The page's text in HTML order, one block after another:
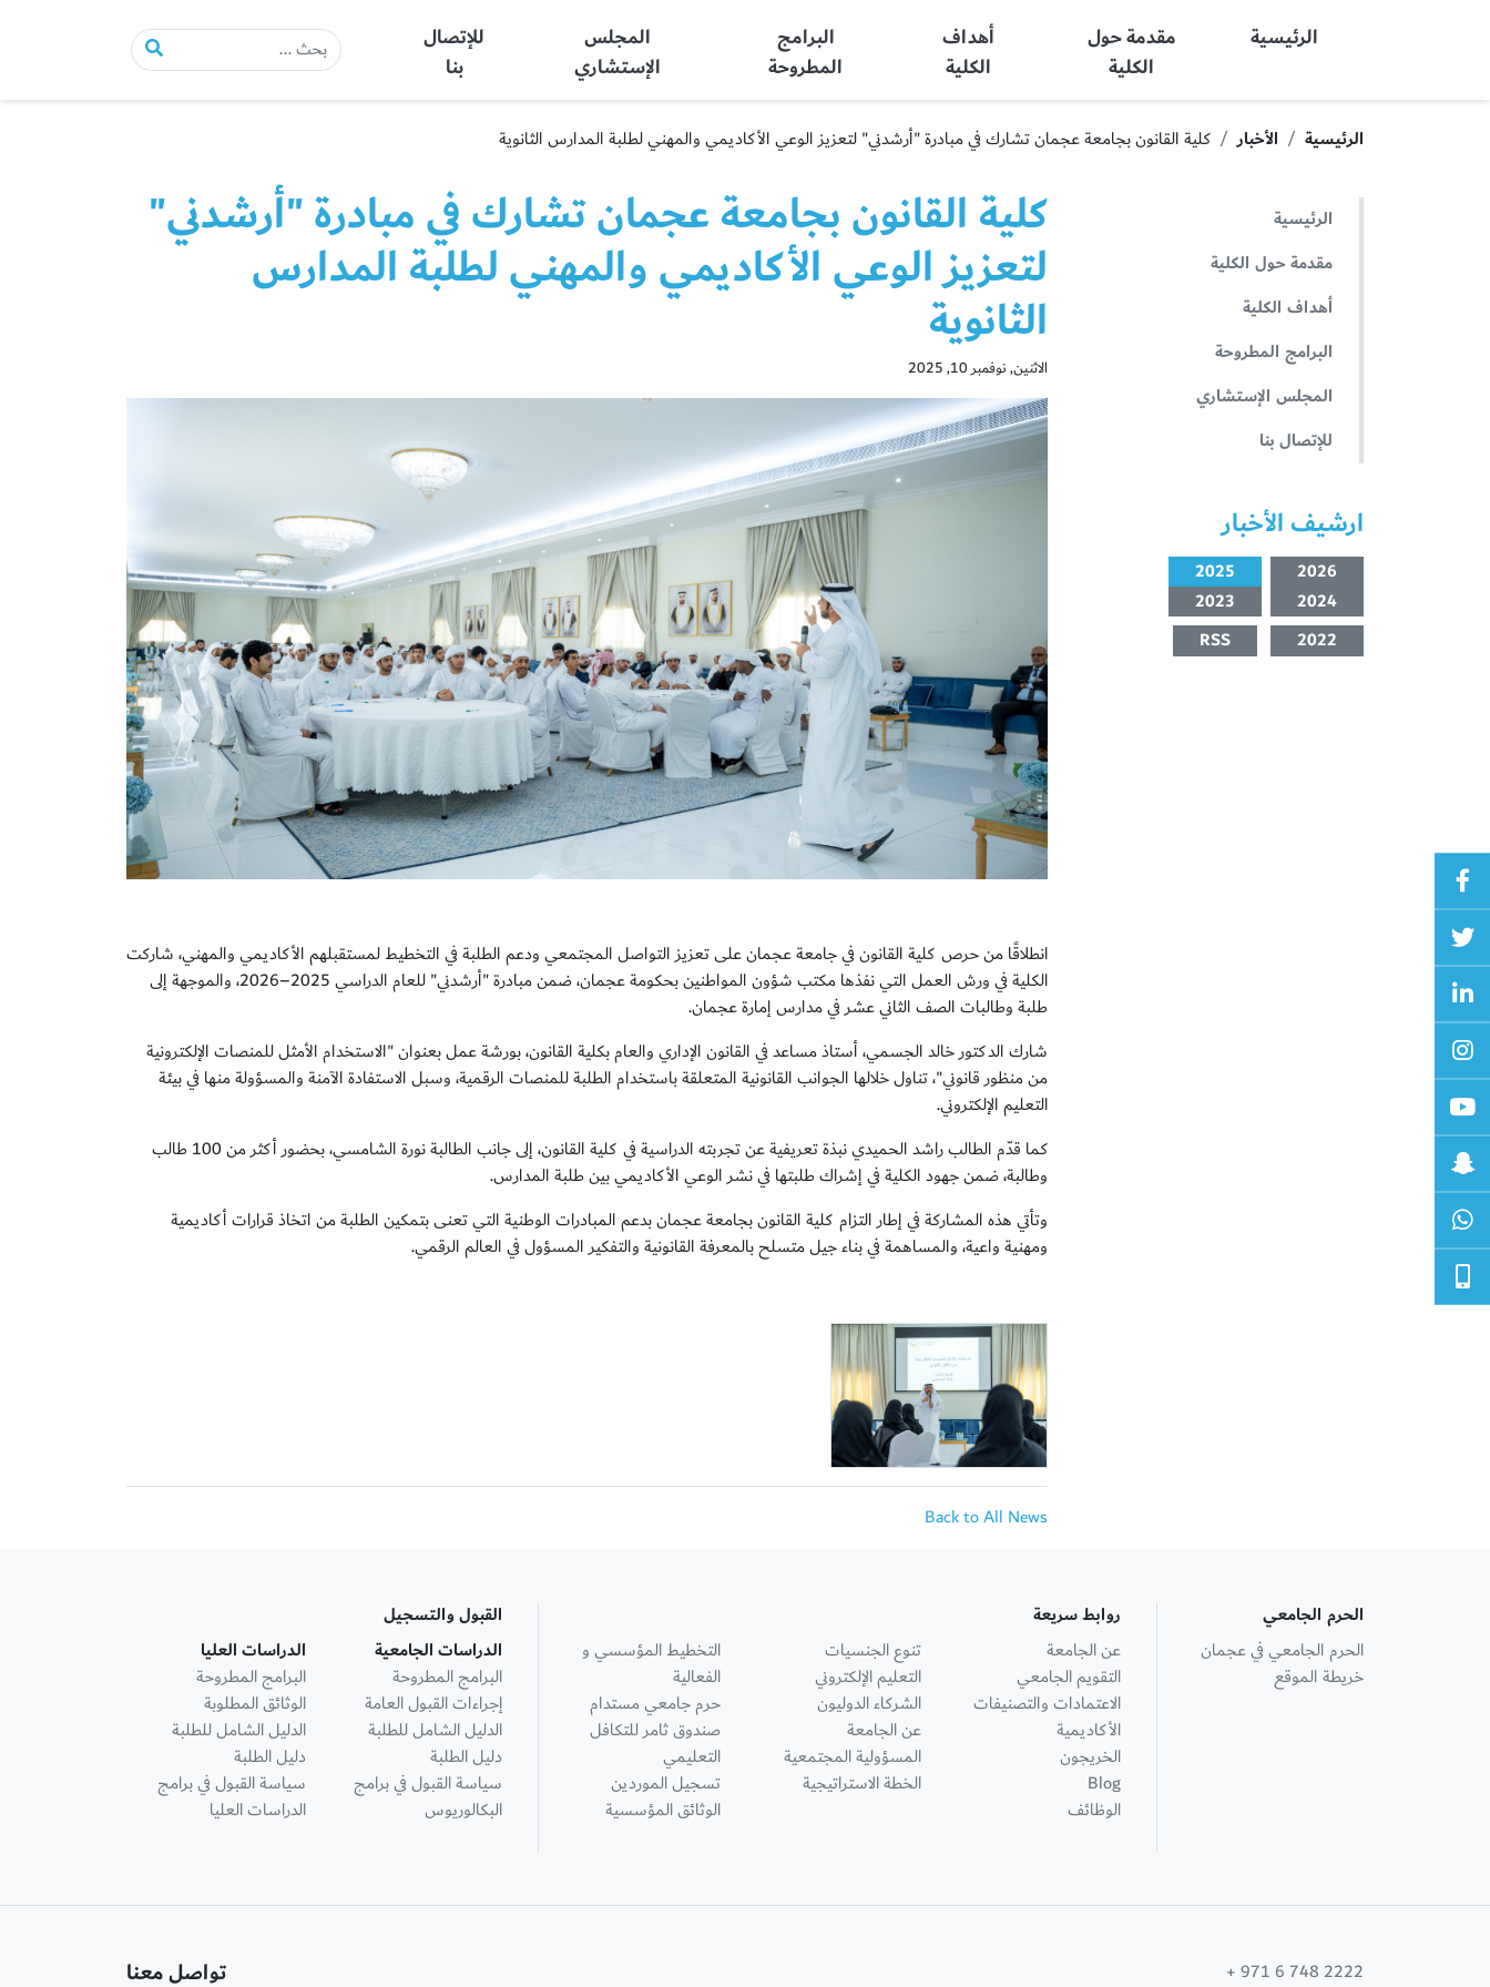
Ajman University
الرئيسية
مقدمة حول
الكلية
أهداف
الكلية
البرامج
المطروحة
المجلس
الإستشاري
للإتصال
بنا
الرئيسية الأخبار كلية القانون بجامعة عجمان تشارك في مبادرة "أرشدني" لتعزيز الوعي الأكاديمي والمهني لطلبة المدارس الثانوية
الرئيسية
مقدمة حول الكلية
أهداف الكلية
البرامج المطروحة
المجلس الإستشاري
للإتصال بنا
ارشيف الأخبار
2026
2025
2024
2023
2022
RSS
كلية القانون بجامعة عجمان تشارك في مبادرة "أرشدني"
لتعزيز الوعي الأكاديمي والمهني لطلبة المدارس
الثانوية
الاثنين, نوفمبر 10, 2025
انطلاقًا من حرص كلية القانون في جامعة عجمان على تعزيز التواصل المجتمعي ودعم الطلبة في التخطيط لمستقبلهم الأكاديمي والمهني، شاركت
الكلية في ورش العمل التي نفذها مكتب شؤون المواطنين بحكومة عجمان، ضمن مبادرة "أرشدني" للعام الدراسي 2025–2026، والموجهة إلى
طلبة وطالبات الصف الثاني عشر في مدارس إمارة عجمان.
شارك الدكتور خالد الجسمي، أستاذ مساعد في القانون الإداري والعام بكلية القانون، بورشة عمل بعنوان "الاستخدام الأمثل للمنصات الإلكترونية
من منظور قانوني"، تناول خلالها الجوانب القانونية المتعلقة باستخدام الطلبة للمنصات الرقمية، وسبل الاستفادة الآمنة والمسؤولة منها في بيئة
التعليم الإلكتروني.
كما قدّم الطالب راشد الحميدي نبذة تعريفية عن تجربته الدراسية في كلية القانون، إلى جانب الطالبة نورة الشامسي، بحضور أكثر من 100 طالب
وطالبة، ضمن جهود الكلية في إشراك طلبتها في نشر الوعي الأكاديمي بين طلبة المدارس.
وتأتي هذه المشاركة في إطار التزام كلية القانون بجامعة عجمان بدعم المبادرات الوطنية التي تعنى بتمكين الطلبة من اتخاذ قرارات أكاديمية
ومهنية واعية، والمساهمة في بناء جيل متسلح بالمعرفة القانونية والتفكير المسؤول في العالم الرقمي.
Back to All News
الحرم الجامعي
الحرم الجامعي في عجمان
خريطة الموقع
روابط سريعة
عن الجامعة
التقويم الجامعي
الاعتمادات والتصنيفات
الأكاديمية
الخريجون
Blog
الوظائف
تنوع الجنسيات
التعليم الإلكتروني
الشركاء الدوليون
عن الجامعة
المسؤولية المجتمعية
الخطة الاستراتيجية
التخطيط المؤسسي و
الفعالية
حرم جامعي مستدام
صندوق ثامر للتكافل
التعليمي
تسجيل الموردين
الوثائق المؤسسية
القبول والتسجيل
الدراسات الجامعية
البرامج المطروحة
إجراءات القبول العامة
الدليل الشامل للطلبة
دليل الطلبة
سياسة القبول في برامج
البكالوريوس
الدراسات العليا
البرامج المطروحة
الوثائق المطلوبة
الدليل الشامل للطلبة
دليل الطلبة
سياسة القبول في برامج
الدراسات العليا
+ 971 6 748 2222 تواصل معنا